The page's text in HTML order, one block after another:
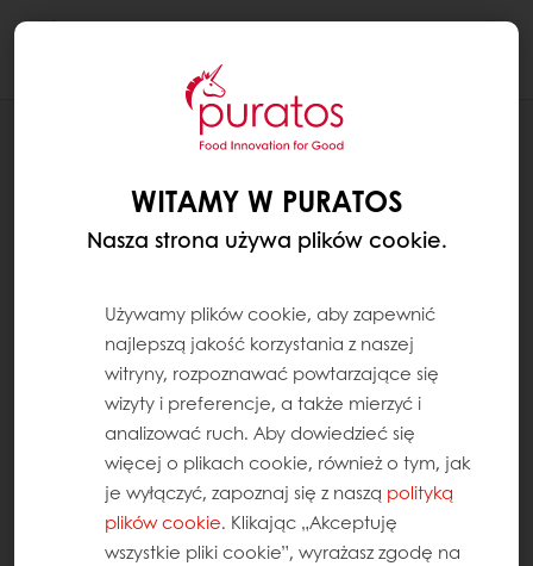
WITAMY W PURATOS
Nasza strona używa plików cookie.
Używamy plików cookie, aby zapewnić
najlepszą jakość korzystania z naszej
witryny, rozpoznawać powtarzające się
wizyty i preferencje, a także mierzyć i
analizować ruch. Aby dowiedzieć się
więcej o plikach cookie, również o tym, jak
je wyłączyć, zapoznaj się z naszą polityką
plików cookie. Klikając „Akceptuję
wszystkie pliki cookie”, wyrażasz zgodę na